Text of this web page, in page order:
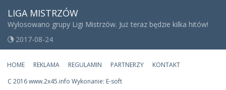
LIGA MISTRZÓW
Wylosowano grupy Ligi Mistrzów. Już teraz będzie kilka hitów!
2017-08-24
HOME REKLAMA REGULAMIN PARTNERZY
KONTAKT
C 2016 www.2x45.info Wykonanie: E-soft